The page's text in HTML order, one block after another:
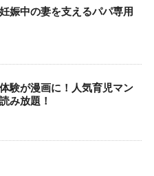
娠中の妻を支えるパパ専用
験が漫画に！人気育児マン
み放題！